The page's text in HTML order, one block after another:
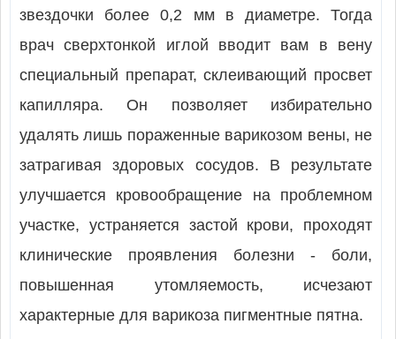
звездочки более 0,2 мм в диаметре. Тогда
врач сверхтонкой иглой вводит вам в вену
специальный препарат, склеивающий просвет
капилляра. Он позволяет избирательно
удалять лишь пораженные варикозом вены, не
затрагивая здоровых сосудов. В результате
улучшается кровообращение на проблемном
участке, устраняется застой крови, проходят
клинические проявления болезни - боли,
повышенная утомляемость, исчезают
характерные для варикоза пигментные пятна.